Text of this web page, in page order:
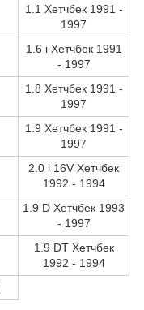
1.1 Хетчбек 1991 -
1997
1.6 i Хетчбек 1991
- 1997
1.8 Хетчбек 1991 -
1997
1.9 Хетчбек 1991 -
1997
2.0 i 16V Хетчбек
1992 - 1994
1.9 D Хетчбек 1993
- 1997
1.9 DT Хетчбек
1992 - 1994